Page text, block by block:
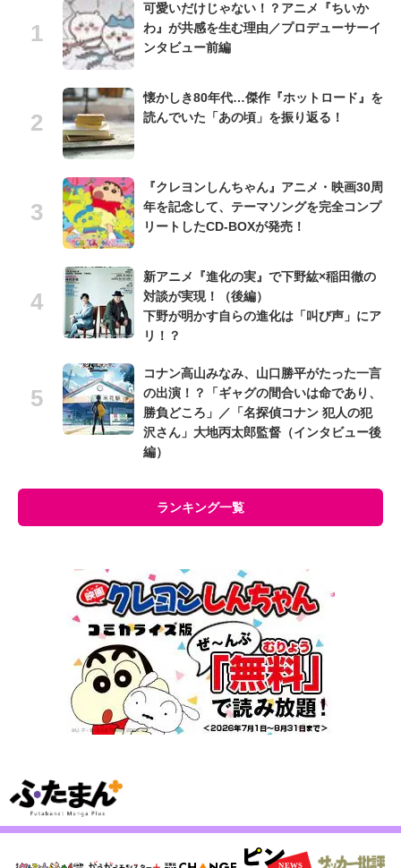
可愛いだけじゃない！？アニメ『ちいか
わ』が共感を生む理由／プロデューサーイ
ンタビュー前編
懐かしき80年代…傑作『ホットロード』を
読んでいた「あの頃」を振り返る！
『クレヨンしんちゃん』アニメ・映画30周
年を記念して、テーマソングを完全コンプ
リートしたCD-BOXが発売！
新アニメ『進化の実』で下野紘×稲田徹の
対談が実現！（後編）
下野が明かす自らの進化は「叫び声」にア
リ！？
コナン高山みなみ、山口勝平がたった一言
の出演！？「ギャグの間合いは命であり、
勝負どころ」／「名探偵コナン 犯人の犯
沢さん」大地丙太郎監督（インタビュー後
編）
ランキング一覧